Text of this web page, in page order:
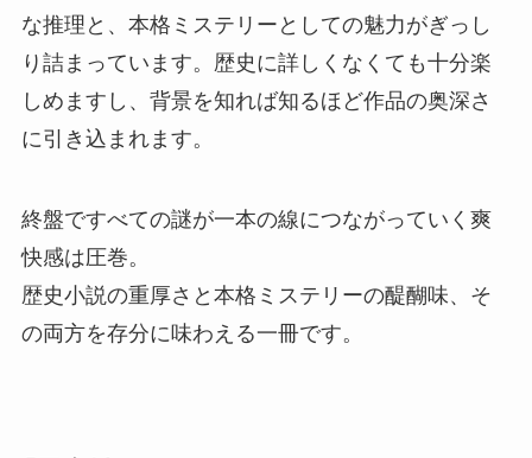
な推理と、本格ミステリーとしての魅力がぎっし
り詰まっています。歴史に詳しくなくても十分楽
しめますし、背景を知れば知るほど作品の奥深さ
に引き込まれます。
終盤ですべての謎が一本の線につながっていく爽
快感は圧巻。
歴史小説の重厚さと本格ミステリーの醍醐味、そ
の両方を存分に味わえる一冊です。